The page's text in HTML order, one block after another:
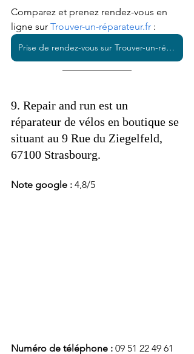
Comparez et prenez rendez-vous en
ligne sur Trouver-un-réparateur.fr :
Prise de rendez-vous sur Trouver-un-réparateur.fr
9. Repair and run est un
réparateur de vélos en boutique se
situant au 9 Rue du Ziegelfeld,
67100 Strasbourg.
Note google : 4,8/5
Numéro de téléphone : 09 51 22 49 61